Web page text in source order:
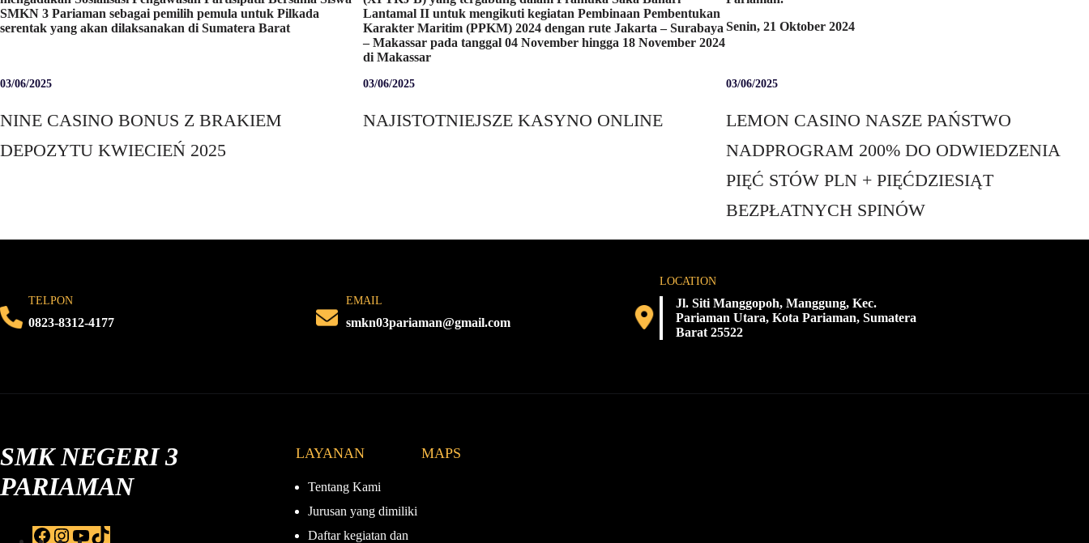
SMKN 3 Pariaman sebagai pemilih pemula untuk Pilkada
serentak yang akan dilaksanakan di Sumatera Barat
Lantamal II untuk mengikuti kegiatan Pembinaan Pembentukan
Karakter Maritim (PPKM) 2024 dengan rute Jakarta – Surabaya
– Makassar pada tanggal 04 November hingga 18 November 2024
di Makassar
Senin, 21 Oktober 2024
03/06/2025
NINE CASINO BONUS Z BRAKIEM
DEPOZYTU KWIECIEŃ 2025
03/06/2025
NAJISTOTNIEJSZE KASYNO ONLINE
03/06/2025
LEMON CASINO NASZE PAŃSTWO
NADPROGRAM 200% DO ODWIEDZENIA
PIĘĆ STÓW PLN + PIĘĆDZIESIĄT
BEZPŁATNYCH SPINÓW
TELPON
0823-8312-4177
EMAIL
smkn03pariaman@gmail.com
LOCATION
Jl. Siti Manggopoh, Manggung, Kec.
Pariaman Utara, Kota Pariaman, Sumatera
Barat 25522
SMK NEGERI 3
PARIAMAN
F
I
Y
LAYANAN
Tentang Kami
Jurusan yang dimiliki
Daftar kegiatan dan
MAPS